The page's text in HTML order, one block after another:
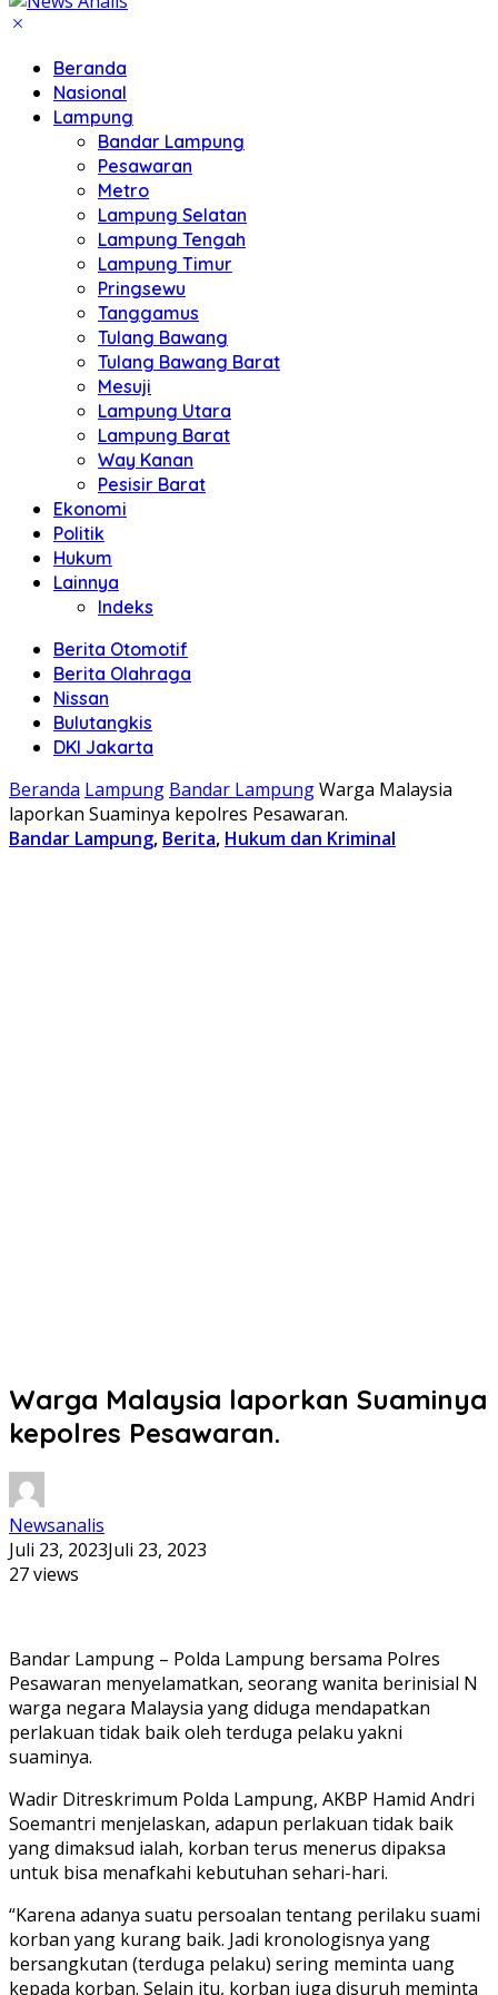
Beranda
Nasional
Lampung
Bandar Lampung
Pesawaran
Metro
Lampung Selatan
Lampung Tengah
Lampung Timur
Pringsewu
Tanggamus
Tulang Bawang
Tulang Bawang Barat
Mesuji
Lampung Utara
Lampung Barat
Way Kanan
Pesisir Barat
Ekonomi
Politik
Hukum
Lainnya
Indeks
Berita Otomotif
Berita Olahraga
Nissan
Bulutangkis
DKI Jakarta
Beranda Lampung Bandar LampungWarga Malaysia
laporkan Suaminya kepolres Pesawaran.
Bandar Lampung, Berita, Hukum dan Kriminal
Warga Malaysia laporkan Suaminya
kepolres Pesawaran.
Newsanalis
Juli 23, 2023Juli 23, 2023
27 views
Bandar Lampung – Polda Lampung bersama Polres
Pesawaran menyelamatkan, seorang wanita berinisial N
warga negara Malaysia yang diduga mendapatkan
perlakuan tidak baik oleh terduga pelaku yakni
suaminya.
Wadir Ditreskrimum Polda Lampung, AKBP Hamid Andri
Soemantri menjelaskan, adapun perlakuan tidak baik
yang dimaksud ialah, korban terus menerus dipaksa
untuk bisa menafkahi kebutuhan sehari-hari.
“Karena adanya suatu persoalan tentang perilaku suami
korban yang kurang baik. Jadi kronologisnya yang
bersangkutan (terduga pelaku) sering meminta uang
kepada korban. Selain itu, korban juga disuruh meminta